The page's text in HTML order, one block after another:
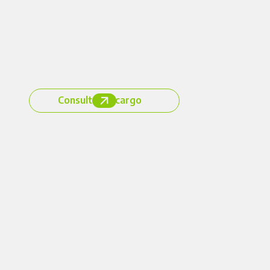
Consultá sin cargo